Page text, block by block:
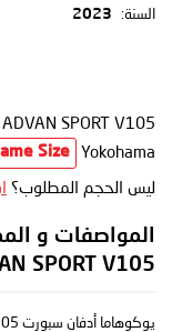
السنة:
2023
ADVAN SPORT V105
Yokohama
Size
ليس الحجم المطلوب؟
SPORT V105